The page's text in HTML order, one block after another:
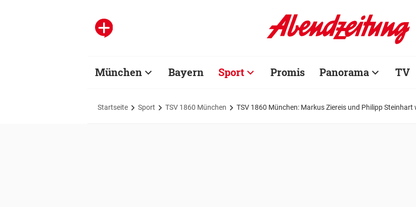
München Bayern Sport Promis Panorama TV
Startseite Sport TSV 1860 München TSV 1860 München: Markus Ziereis und Philipp Steinhart